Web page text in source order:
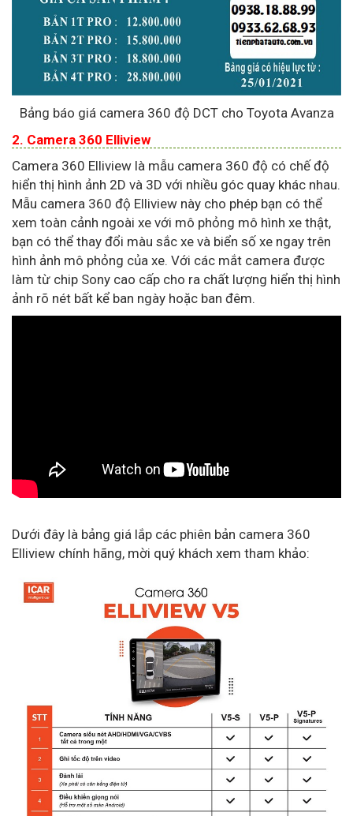
Bảng báo giá camera 360 độ DCT cho Toyota Avanza
2. Camera 360 Elliview
Camera 360 Elliview là mẫu camera 360 độ có chế độ
hiển thị hình ảnh 2D và 3D với nhiều góc quay khác nhau.
Mẫu camera 360 độ Elliview này cho phép bạn có thể
xem toàn cảnh ngoài xe với mô phỏng mô hình xe thật,
bạn có thể thay đổi màu sắc xe và biển số xe ngay trên
hình ảnh mô phỏng của xe. Với các mắt camera được
làm từ chip Sony cao cấp cho ra chất lượng hiển thị hình
ảnh rõ nét bất kể ban ngày hoặc ban đêm.
Dưới đây là bảng giá lắp các phiên bản camera 360
Elliview chính hãng, mời quý khách xem tham khảo: